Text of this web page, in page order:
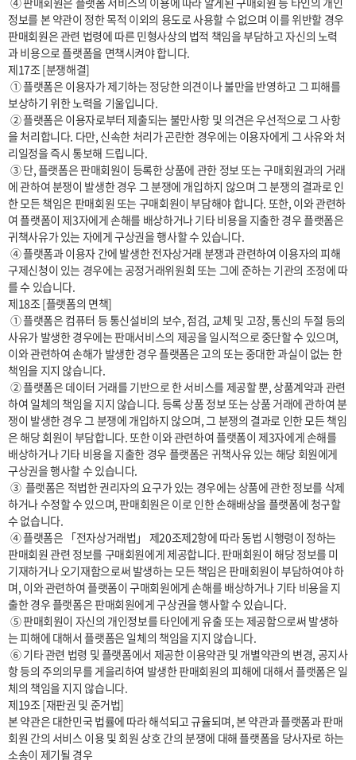
정보를 본 약관이 정한 목적 이외의 용도로 사용할 수 없으며 이를 위반할 경우
판매회원은 관련 법령에 따른 민형사상의 법적 책임을 부담하고 자신의 노력
과 비용으로 플랫폼을 면책시켜야 합니다.
제17조 [분쟁해결]
보상하기 위한 노력을 기울입니다.
을 처리합니다. 다만, 신속한 처리가 곤란한 경우에는 이용자에게 그 사유와 처
리일정을 즉시 통보해 드립니다.
에 관하여 분쟁이 발생한 경우 그 분쟁에 개입하지 않으며 그 분쟁의 결과로 인
한 모든 책임은 판매회원 또는 구매회원이 부담해야 합니다. 또한, 이와 관련하
여 플랫폼이 제3자에게 손해를 배상하거나 기타 비용을 지출한 경우 플랫폼은
귀책사유가 있는 자에게 구상권을 행사할 수 있습니다.
구제신청이 있는 경우에는 공정거래위원회 또는 그에 준하는 기관의 조정에 따
를 수 있습니다.
제18조 [플랫폼의 면책]
사유가 발생한 경우에는 판매서비스의 제공을 일시적으로 중단할 수 있으며,
이와 관련하여 손해가 발생한 경우 플랫폼은 고의 또는 중대한 과실이 없는 한
책임을 지지 않습니다.
하여 일체의 책임을 지지 않습니다. 등록 상품 정보 또는 상품 거래에 관하여 분
쟁이 발생한 경우 그 분쟁에 개입하지 않으며, 그 분쟁의 결과로 인한 모든 책임
은 해당 회원이 부담합니다. 또한 이와 관련하여 플랫폼이 제3자에게 손해를
배상하거나 기타 비용을 지출한 경우 플랫폼은 귀책사유 있는 해당 회원에게
구상권을 행사할 수 있습니다.
하거나 수정할 수 있으며, 판매회원은 이로 인한 손해배상을 플랫폼에 청구할
수 없습니다.
판매회원 관련 정보를 구매회원에게 제공합니다. 판매회원이 해당 정보를 미
기재하거나 오기재함으로써 발생하는 모든 책임은 판매회원이 부담하여야 하
며, 이와 관련하여 플랫폼이 구매회원에게 손해를 배상하거나 기타 비용을 지
출한 경우 플랫폼은 판매회원에게 구상권을 행사할 수 있습니다.
는 피해에 대해서 플랫폼은 일체의 책임을 지지 않습니다.
항 등의 주의의무를 게을리하여 발생한 판매회원의 피해에 대해서 플랫폼은 일
체의 책임을 지지 않습니다.
제19조 [재판권 및 준거법]
본 약관은 대한민국 법률에 따라 해석되고 규율되며, 본 약관과 플랫폼과 판매
회원 간의 서비스 이용 및 회원 상호 간의 분쟁에 대해 플랫폼을 당사자로 하는
소송이 제기될 경우